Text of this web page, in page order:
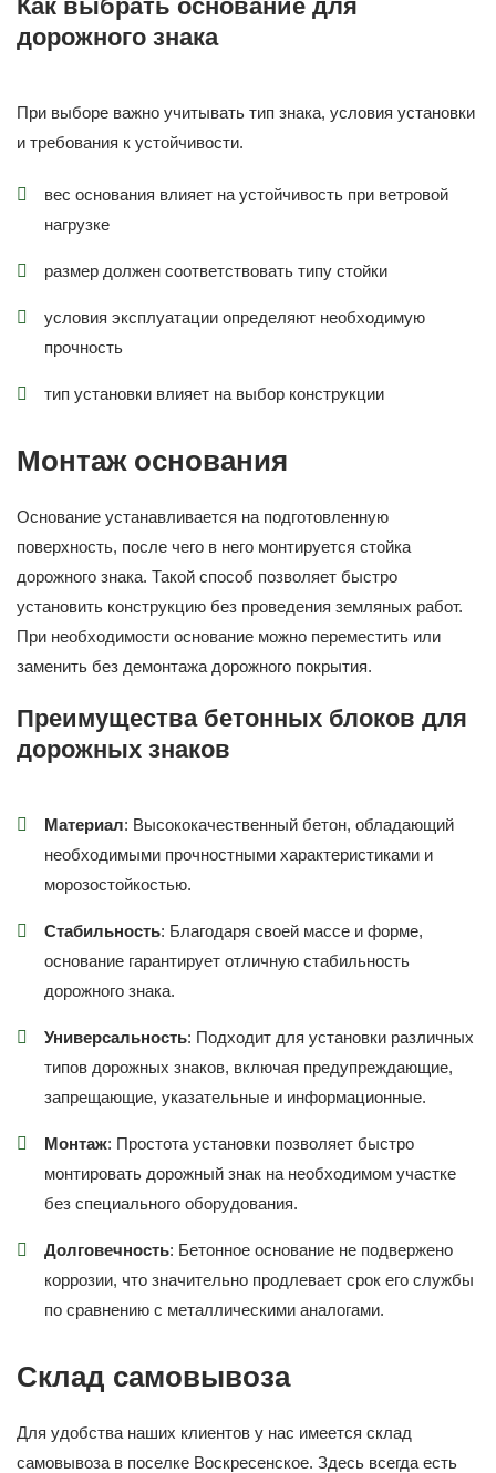
Как выбрать основание для
дорожного знака
При выборе важно учитывать тип знака, условия установки
и требования к устойчивости.
вес основания влияет на устойчивость при ветровой
нагрузке
размер должен соответствовать типу стойки
условия эксплуатации определяют необходимую
прочность
тип установки влияет на выбор конструкции
Монтаж основания
Основание устанавливается на подготовленную
поверхность, после чего в него монтируется стойка
дорожного знака. Такой способ позволяет быстро
установить конструкцию без проведения земляных работ.
При необходимости основание можно переместить или
заменить без демонтажа дорожного покрытия.
Преимущества бетонных блоков для
дорожных знаков
Материал: Высококачественный бетон, обладающий
необходимыми прочностными характеристиками и
морозостойкостью.
Стабильность: Благодаря своей массе и форме,
основание гарантирует отличную стабильность
дорожного знака.
Универсальность: Подходит для установки различных
типов дорожных знаков, включая предупреждающие,
запрещающие, указательные и информационные.
Монтаж: Простота установки позволяет быстро
монтировать дорожный знак на необходимом участке
без специального оборудования.
Долговечность: Бетонное основание не подвержено
коррозии, что значительно продлевает срок его службы
по сравнению с металлическими аналогами.
Склад самовывоза
Для удобства наших клиентов у нас имеется склад
самовывоза в поселке Воскресенское. Здесь всегда есть